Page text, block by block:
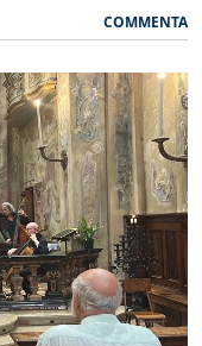
COMMENTA